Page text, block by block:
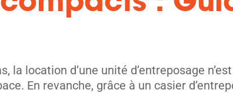
location d’une unité d’entreposage
En revanche, grâce à un casier